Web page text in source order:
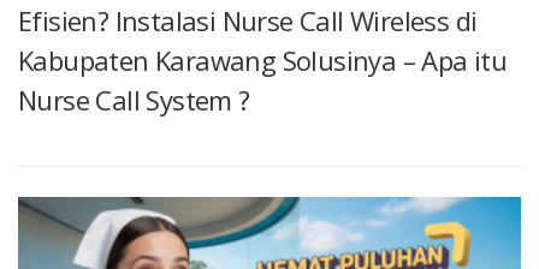
Efisien? Instalasi Nurse Call Wireless di
Kabupaten Karawang Solusinya – Apa itu
Nurse Call System ?